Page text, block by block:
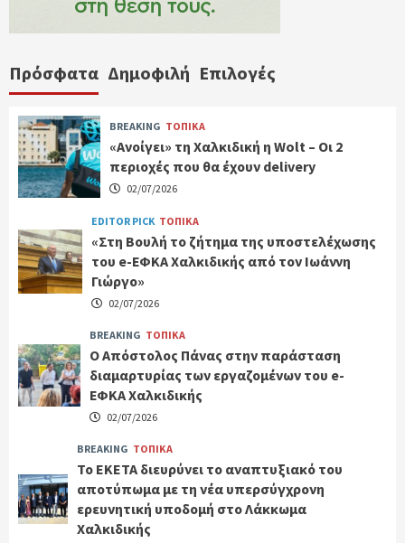
Πρόσφατα Δημοφιλή Επιλογές
BREAKING ΤΟΠΙΚΑ
«Ανοίγει» τη Χαλκιδική η Wolt – Οι 2
περιοχές που θα έχουν delivery
02/07/2026
EDITOR PICK ΤΟΠΙΚΑ
«Στη Βουλή το ζήτημα της υποστελέχωσης
του e-ΕΦΚΑ Χαλκιδικής από τον Ιωάννη
Γιώργο»
02/07/2026
BREAKING ΤΟΠΙΚΑ
Ο Απόστολος Πάνας στην παράσταση
διαμαρτυρίας των εργαζομένων του e-
ΕΦΚΑ Χαλκιδικής
02/07/2026
BREAKING ΤΟΠΙΚΑ
Το ΕΚΕΤΑ διευρύνει το αναπτυξιακό του
αποτύπωμα με τη νέα υπερσύγχρονη
ερευνητική υποδομή στο Λάκκωμα
Χαλκιδικής